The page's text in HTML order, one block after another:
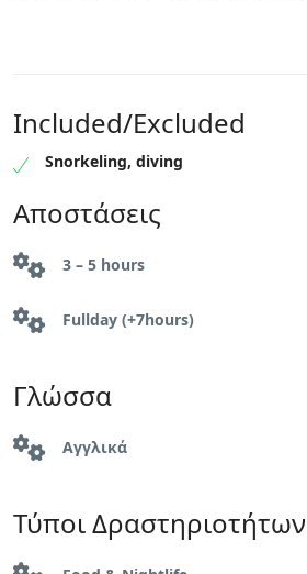
Included/Excluded
Snorkeling, diving
Αποστάσεις
3 – 5 hours
Fullday (+7hours)
Γλώσσα
Αγγλικά
Τύποι Δραστηριοτήτων